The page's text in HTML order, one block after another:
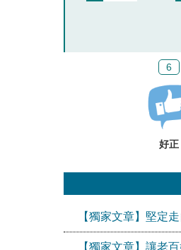
6
好正
【獨家文章】堅定
【獨家文章】讓老